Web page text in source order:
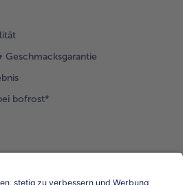
Geschmacksgarantie
bofrost*